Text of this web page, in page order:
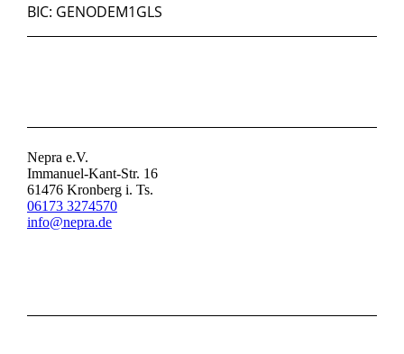
BIC: GENODEM1GLS
Nepra e.V.
Immanuel-Kant-Str. 16
61476 Kronberg i. Ts.
06173 3274570
info@nepra.de